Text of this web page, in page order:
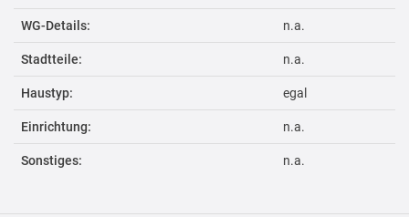
WG-Details: n.a.
Stadtteile: n.a.
Haustyp: egal
Einrichtung: n.a.
Sonstiges: n.a.